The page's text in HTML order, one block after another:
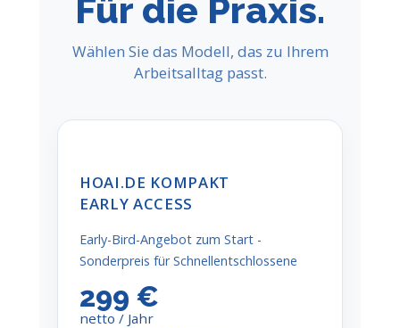
Für die Praxis.
Wählen Sie das Modell, das zu Ihrem
Arbeitsalltag passt.
HOAI.DE KOMPAKT
EARLY ACCESS
Early-Bird-Angebot zum Start -
Sonderpreis für Schnellentschlossene
299 €
netto / Jahr